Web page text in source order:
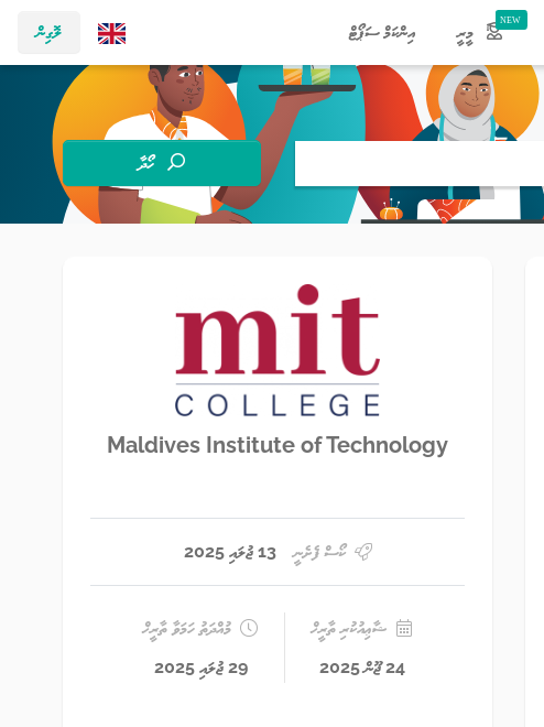
ލޮގިން މީރީ އިންކަމް ސަޕޯޓް
ހޯދާ
Maldives Institute of Technology
ކޯސް ފެށެނީ 13 ޖުލައި 2025
ޝާޢިއުކުރި ތާރީޚް
24 ޖޫން 2025
މުއްދަތު ހަމަވާ ތާރީޚް
29 ޖުލައި 2025